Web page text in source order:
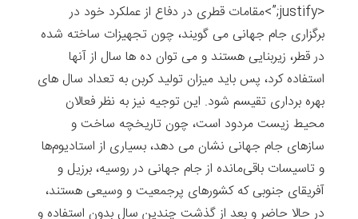
<justify;”>مقامات قطری در دفاع از عملکرد خود در
برگزاری جام جهانی می گویند، چون تجهیزات ساخته شده
در قطر، زیربنایی هستند و می توان ده ها سال از آنها
استفاده کرد، پس باید میزان تولید کربن به تعداد سال های
بهره برداری تقیسم شود. این توجیه نیز به نظر فعالان
محیط زیست مردود است، چون تاریخچه ساخت و
سازهای جام جهانی نشان می دهد، بسیاری از استادیوم‌ها
و تاسیسات باقی‌مانده از جام جهانی در روسیه، برزیل و
آفریقای جنوبی که کشورهای پرجمعیت و وسیعی هستند،
در حالا حاضر و بعد از گذشت چندین سال بدون استفاده و